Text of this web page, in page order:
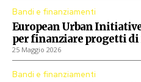
Bandi e finanziamenti
European Urban
per finanziare progetti di
25 Maggio 2026
Bandi e finanziamenti